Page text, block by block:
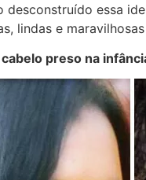
desconstruído essa
lindas e
preso na